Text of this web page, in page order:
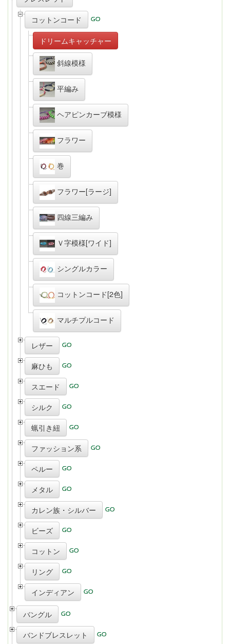
コットンコード
ドリームキャッチャー
斜線模様
平編み
ヘアピンカーブ模様
フラワー
巻
フラワー[ラージ]
四線三編み
Ｖ字模様[ワイド]
シングルカラー
コットンコード[2色]
マルチプルコード
レザー
麻ひも
スエード
シルク
蝋引き紐
ファッション系
ペルー
メタル
カレン族・シルバー
ビーズ
コットン
リング
インディアン
バングル
バンドブレスレット